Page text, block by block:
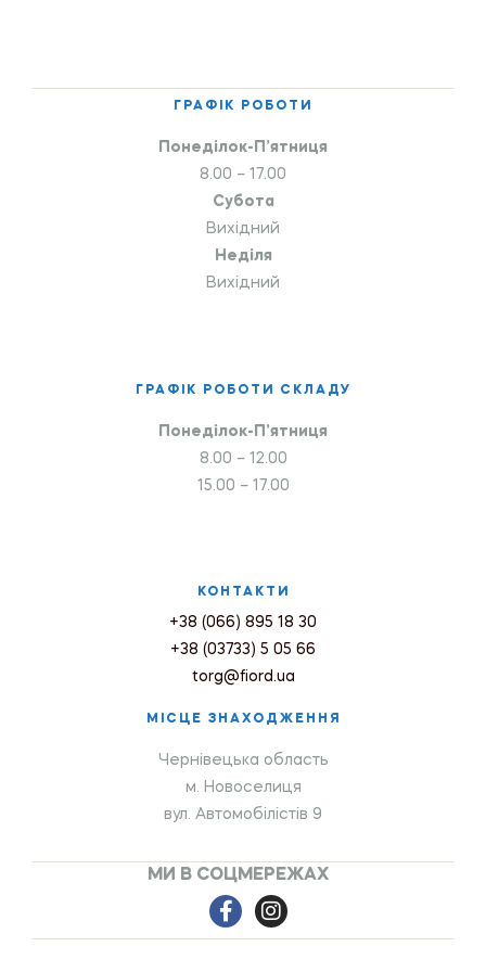
ГРАФІК РОБОТИ
Понеділок-П’ятниця
8.00 – 17.00
Субота
Вихідний
Неділя
Вихідний
ГРАФІК РОБОТИ СКЛАДУ
Понеділок-П’ятниця
8.00 – 12.00
15.00 – 17.00
КОНТАКТИ
+38 (066) 895 18 30
+38 (03733) 5 05 66
torg@fiord.ua
МІСЦЕ ЗНАХОДЖЕННЯ
Чернівецька область
м. Новоселиця
вул. Автомобілістів 9
МИ В СОЦМЕРЕЖАХ